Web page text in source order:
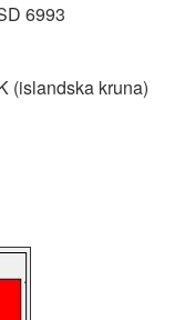
6993
(islandska kruna)